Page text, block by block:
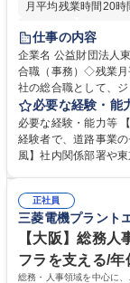
月平均残業時間20時
研修あり
退職金あ
駅近5分以内
資格
仕事の内容
企業名 公益財団法人東京都道路整
合職（事務）◇残業月平均
社の総合職として、
等のフロント部門の
制度やキャリア支援が充
管理部門：広報、人
門：駐車場の新規開
道路施設や道路工事
へ配属。※業務内容変更の範
ープ】総合職（事務
必要な経験・能
必要な経験・能力等
経験者で、道路事業
風】社内関係部署や
部門など多岐に渡る
事業の他、新宿駅西
イン」の管理運営を
います。 学歴・資格 学歴：大学院 大学 高専 短大 専修学校 高校 語学力：
資格：
正社員
三菱電機プラント
【大阪】総務
フラを支える/
総務・人事領域を中心に